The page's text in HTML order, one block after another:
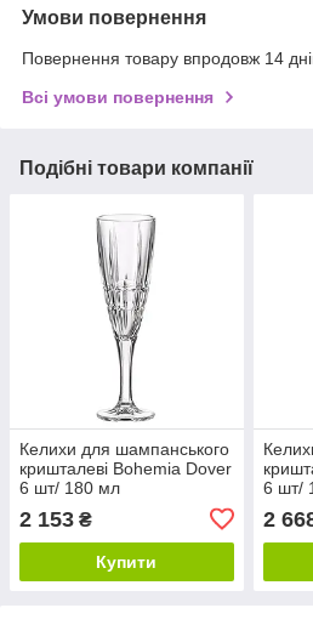
Умови повернення
Повернення товару впродовж 14
Всі умови повернення
Подібні товари компанії
Келихи для шампанського
кришталеві Bohemia Dover
6 шт/ 180 мл
2 153 ₴
Купити
6 шт/
2